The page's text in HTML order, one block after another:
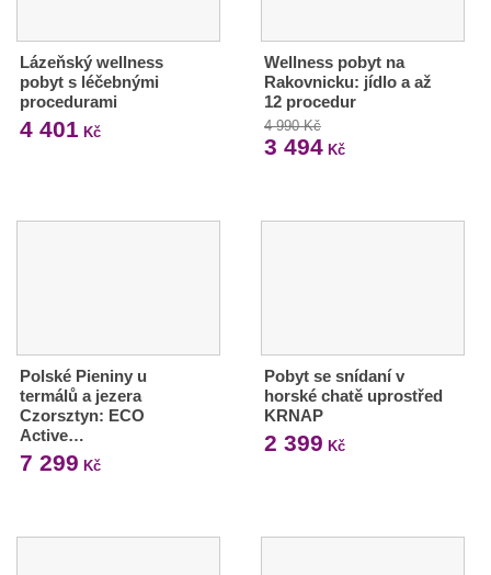
Lázeňský wellness
pobyt s léčebnými
procedurami
4 401 Kč
Wellness pobyt na
Rakovnicku: jídlo a až
12 procedur
4 990 Kč
3 494Kč
Polské Pieniny u
termálů a jezera
Czorsztyn: ECO
Active…
7 299 Kč
Pobyt se snídaní v
horské chatě uprostřed
KRNAP
2 399 Kč